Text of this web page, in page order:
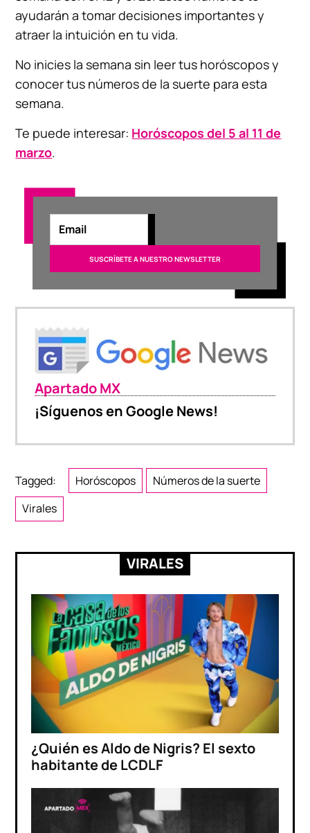
ayudarán a tomar decisiones importantes y
atraer la intuición en tu vida.
No inicies la semana sin leer tus horóscopos y
conocer tus números de la suerte para esta
semana.
Te puede interesar: Horóscopos del 5 al 11 de
marzo.
Apartado MX
¡Síguenos en Google News!
Tagged: Horóscopos
Números de la suerte
Virales
VIRALES
¿Quién es Aldo de Nigris? El sexto
habitante de LCDLF